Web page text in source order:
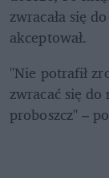
zwracała się
akceptował.
"Nie potrafił
zwracać się
proboszcz" –